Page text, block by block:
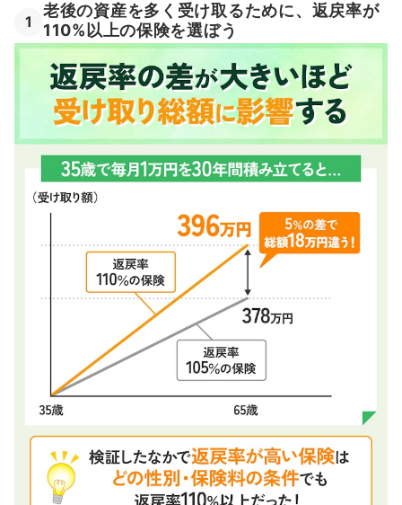
1
老後の資産を多く受け取るために、返戻率が
110%以上の保険を選ぼう